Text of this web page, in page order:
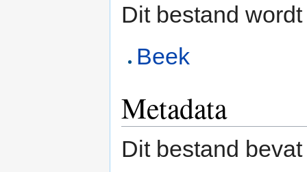
Dit bestand
Beek
Metadata
Dit bestand